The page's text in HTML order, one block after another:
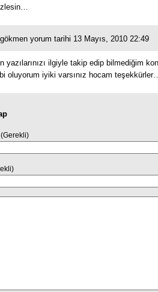
yorum tarihi 13 Mayıs, 2010 22:49
yazılarınızı ilgiyle takip edip bilmediğim
oluyorum iyiki varsınız hocam